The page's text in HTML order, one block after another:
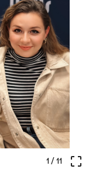
crop_free
1 / 11